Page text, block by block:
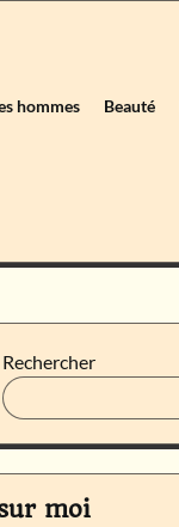
hommes Beauté
Rechercher
moi